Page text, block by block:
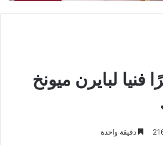
فنيا لبايرن ميونخ
دقيقة واحدة